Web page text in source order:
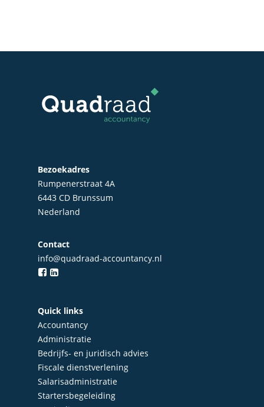
Bezoekadres
Rumpenerstraat 4A
6443 CD Brunssum
Nederland
Contact
info@quadraad-accountancy.nl
Quick links
Accountancy
Administratie
Bedrijfs- en juridisch advies
Fiscale dienstverlening
Salarisadministratie
Startersbegeleiding